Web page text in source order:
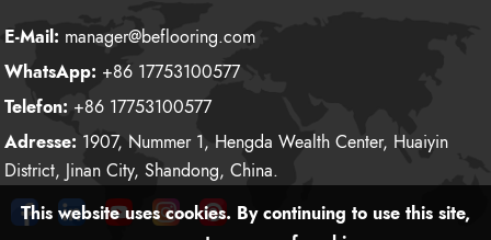
E-Mail: manager@beflooring.com
WhatsApp: +86 17753100577
Telefon: +86 17753100577
Adresse: 1907, Nummer 1, Hengda Wealth Center, Huaiyin
District, Jinan City, Shandong, China.
This website uses cookies. By continuing to use this site,